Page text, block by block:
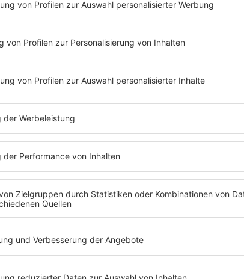
Kraft freisetzt als das Hinzufügen. Jedes Geräusch,
dazu einlädt, sich auf die eigenen Prioritäten zu
in dem Menschen wieder etwas spüren können: eine
SPANNENDE ARTISTS